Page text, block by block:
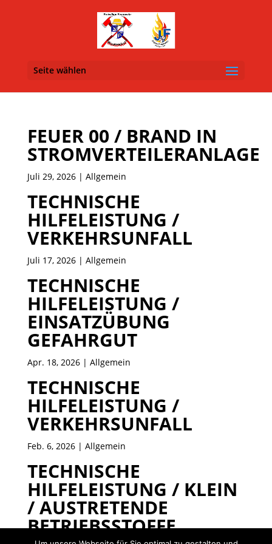
Seite wählen
FEUER 00 / BRAND IN
STROMVERTEILERANLAGE
Juli 29, 2026| Allgemein
TECHNISCHE
HILFELEISTUNG /
VERKEHRSUNFALL
Juli 17, 2026| Allgemein
TECHNISCHE
HILFELEISTUNG /
EINSATZÜBUNG
GEFAHRGUT
Apr. 18, 2026| Allgemein
TECHNISCHE
HILFELEISTUNG /
VERKEHRSUNFALL
Feb. 6, 2026| Allgemein
TECHNISCHE
HILFELEISTUNG / KLEIN
/ AUSTRETENDE
BETRIEBSSTOFFE